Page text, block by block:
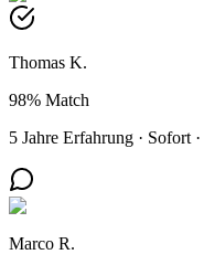
Thomas K.
98% Match
5 Jahre Erfahrung · Sofort ·
Marco R.